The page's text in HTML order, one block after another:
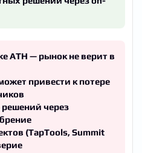
ATH — рынок не верит в
привести к потере
через
(TapTools, Summit